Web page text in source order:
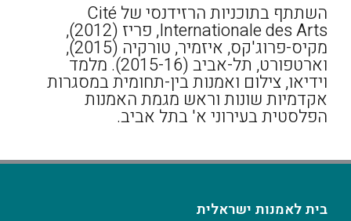
השתתף בתוכניות הרזידנסי של Cité
Internationale des Arts, פריז (2012),
מקיס-פרוג'קס, איזמיר, טורקיה (2015),
וארטפורט, תל-אביב (2015-16). מלמד
וידיאו, צילום ואמנות בין-תחומית במסגרות
אקדמיות שונות וראש מגמת האמנות
הפלסטית בעירוני א' בתל אביב.
בית לאמנות ישראלית